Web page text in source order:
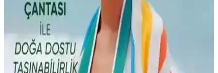
İki popüler pamuklu ürünün özellikleri, kullanıcı yorumları ve
performansları detaylı karşılaştırmasıyla ihtiyaçlarınıza en uygun
havlu veya peştemali seçin.
English Home ve Bella Maison Holly Pamuklu Plaj
Havlusu Karşılaştırması ve Özellikleri